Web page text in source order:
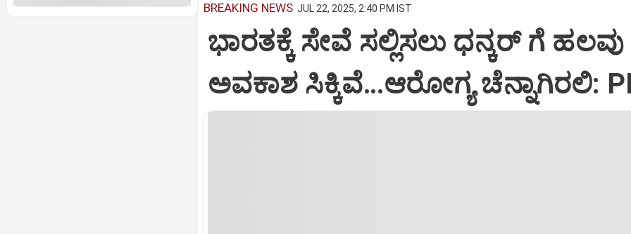
BREAKING NEWS JUL 22, 2025, 2:40 PM IST
ಭಾರತಕ್ಕೆ ಸೇವೆ ಸಲ್ಲಿಸಲು ಧನ್ಕರ್‌ ಗೆ ಹಲವು
ಅವಕಾಶ ಸಿಕ್ಕಿವೆ…ಆರೋಗ್ಯ ಚೆನ್ನಾಗಿರಲಿ: